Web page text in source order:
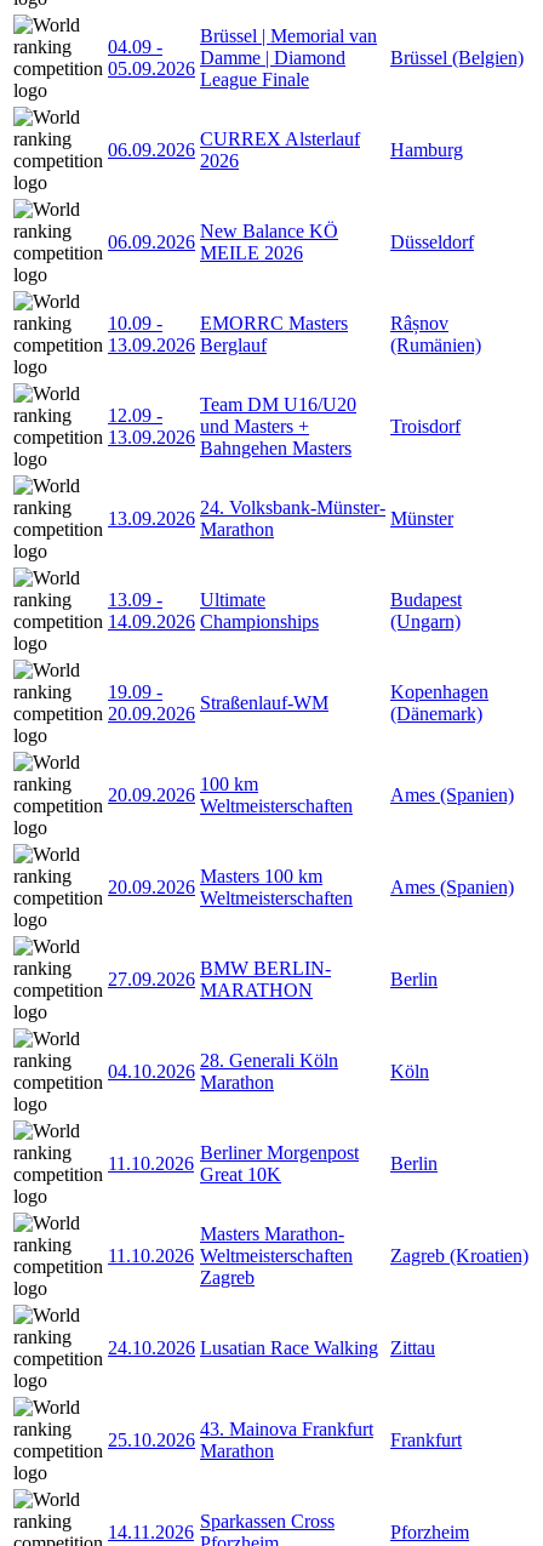
04.09 -
05.09.2026
Brüssel | Memorial van
Damme | Diamond
League Finale
Brüssel (Belgien)
06.09.2026
CURREX Alsterlauf
2026
Hamburg
06.09.2026
New Balance KÖ
MEILE 2026
Düsseldorf
10.09 -
13.09.2026
EMORRC Masters
Berglauf
Râșnov
(Rumänien)
12.09 -
13.09.2026
Team DM U16/U20
und Masters +
Bahngehen Masters
Troisdorf
13.09.2026
24. Volksbank-Münster-
Marathon
Münster
13.09 -
14.09.2026
Ultimate
Championships
Budapest
(Ungarn)
19.09 -
20.09.2026
Straßenlauf-WM
Kopenhagen
(Dänemark)
20.09.2026
100 km
Weltmeisterschaften
Ames (Spanien)
20.09.2026
Masters 100 km
Weltmeisterschaften
Ames (Spanien)
27.09.2026
BMW BERLIN-
MARATHON
Berlin
04.10.2026
28. Generali Köln
Marathon
Köln
11.10.2026
Berliner Morgenpost
Great 10K
Berlin
11.10.2026
Masters Marathon-
Weltmeisterschaften
Zagreb
Zagreb (Kroatien)
24.10.2026 Lusatian Race Walking Zittau
25.10.2026
43. Mainova Frankfurt
Marathon
Frankfurt
14.11.2026
Sparkassen Cross
Pforzheim